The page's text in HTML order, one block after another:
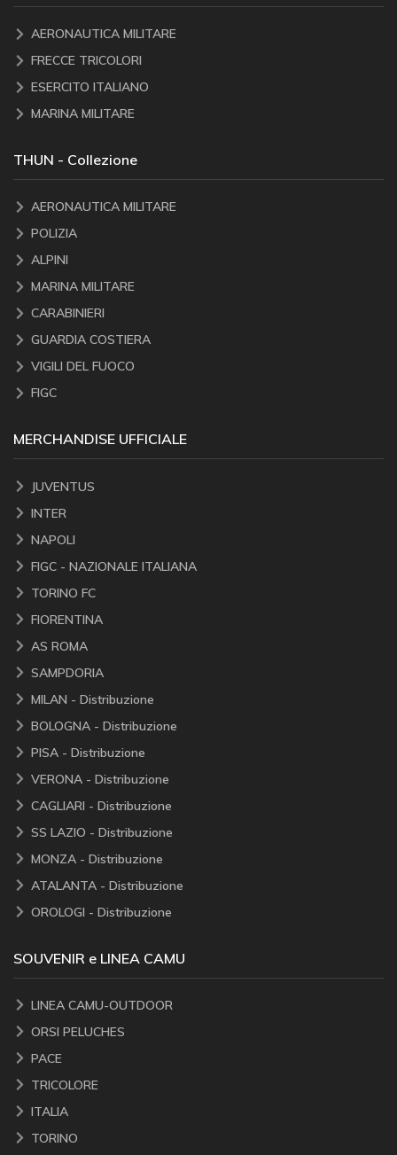
AERONAUTICA MILITARE
FRECCE TRICOLORI
ESERCITO ITALIANO
MARINA MILITARE
THUN - Collezione
AERONAUTICA MILITARE
POLIZIA
ALPINI
MARINA MILITARE
CARABINIERI
GUARDIA COSTIERA
VIGILI DEL FUOCO
FIGC
MERCHANDISE UFFICIALE
JUVENTUS
INTER
NAPOLI
FIGC - NAZIONALE ITALIANA
TORINO FC
FIORENTINA
AS ROMA
SAMPDORIA
MILAN - Distribuzione
BOLOGNA - Distribuzione
PISA - Distribuzione
VERONA - Distribuzione
CAGLIARI - Distribuzione
SS LAZIO - Distribuzione
MONZA - Distribuzione
ATALANTA - Distribuzione
OROLOGI - Distribuzione
SOUVENIR e LINEA CAMU
LINEA CAMU-OUTDOOR
ORSI PELUCHES
PACE
TRICOLORE
ITALIA
TORINO